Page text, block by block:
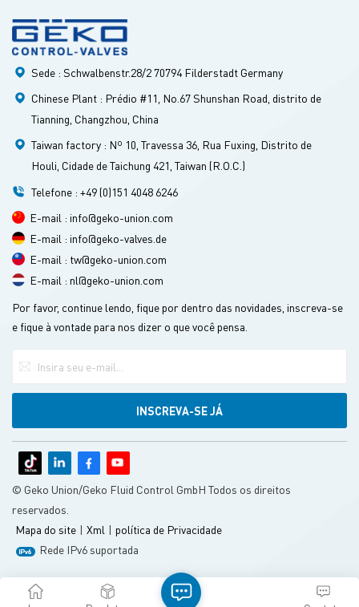
Sede : Schwalbenstr.28/2 70794 Filderstadt Germany
Chinese Plant : Prédio #11, No.67 Shunshan Road, distrito de
Tianning, Changzhou, China
Taiwan factory : Nº 10, Travessa 36, ​​Rua Fuxing, Distrito de
Houli, Cidade de Taichung 421, Taiwan (R.O.C.)
Telefone : +49 (0)151 4048 6246
E-mail : info@geko-union.com
E-mail : info@geko-valves.de
E-mail : tw@geko-union.com
E-mail : nl@geko-union.com
Por favor, continue lendo, fique por dentro das novidades, inscreva-se
e fique à vontade para nos dizer o que você pensa.
© Geko Union/Geko Fluid Control GmbH Todos os direitos
reservados.
Mapa do site | Xml | política de Privacidade
Rede IPv6 suportada